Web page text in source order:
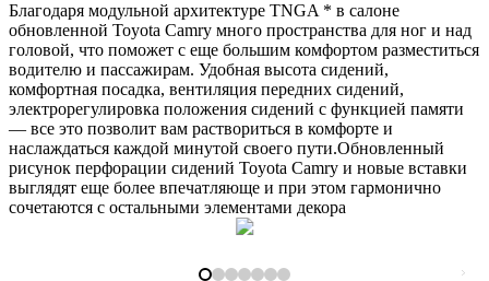
Благодаря модульной архитектуре TNGA * в салоне
обновленной Toyota Camry много пространства для ног и над
головой, что поможет с еще большим комфортом разместиться
водителю и пассажирам. Удобная высота сидений,
комфортная посадка, вентиляция передних сидений,
электрорегулировка положения сидений с функцией памяти
— все это позволит вам раствориться в комфорте и
наслаждаться каждой минутой своего пути.Обновленный
рисунок перфорации сидений Toyota Camry и новые вставки
выглядят еще более впечатляюще и при этом гармонично
сочетаются с остальными элементами декора